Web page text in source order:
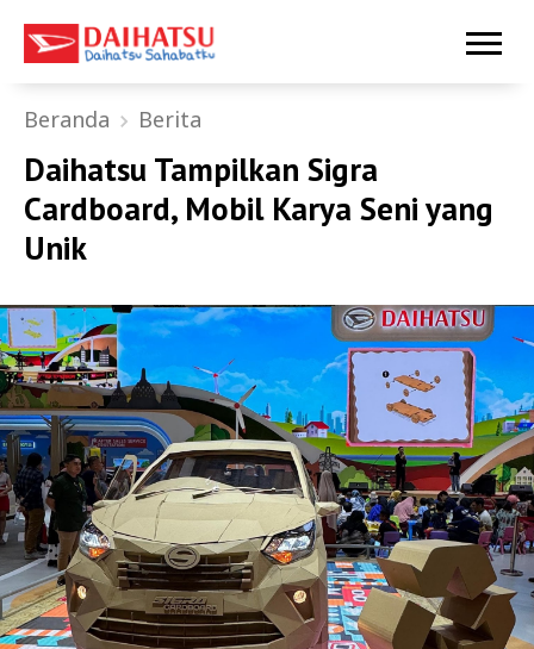
Beranda Berita
Daihatsu Tampilkan Sigra
Cardboard, Mobil Karya Seni yang
Unik